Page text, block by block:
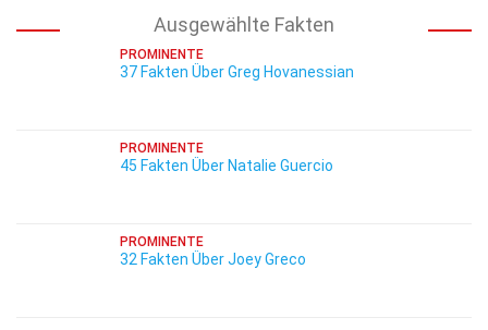
Ausgewählte Fakten
PROMINENTE
37 Fakten Über Greg Hovanessian
PROMINENTE
45 Fakten Über Natalie Guercio
PROMINENTE
32 Fakten Über Joey Greco